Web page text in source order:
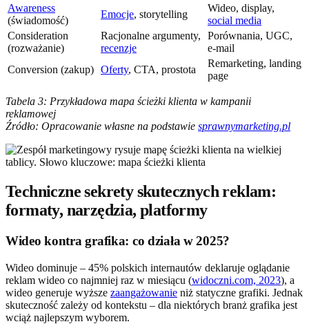
Awareness
(świadomość)
Emocje, storytelling
Wideo, display,
social media
Consideration
(rozważanie)
Racjonalne argumenty,
recenzje
Porównania, UGC,
e-mail
Conversion (zakup) Oferty, CTA, prostota
Remarketing, landing
page
Tabela 3: Przykładowa mapa ścieżki klienta w kampanii
reklamowej
Źródło: Opracowanie własne na podstawie sprawnymarketing.pl
Techniczne sekrety skutecznych reklam:
formaty, narzędzia, platformy
Wideo kontra grafika: co działa w 2025?
Wideo dominuje – 45% polskich internautów deklaruje oglądanie
reklam wideo co najmniej raz w miesiącu (widoczni.com, 2023), a
wideo generuje wyższe zaangażowanie niż statyczne grafiki. Jednak
skuteczność zależy od kontekstu – dla niektórych branż grafika jest
wciąż najlepszym wyborem.